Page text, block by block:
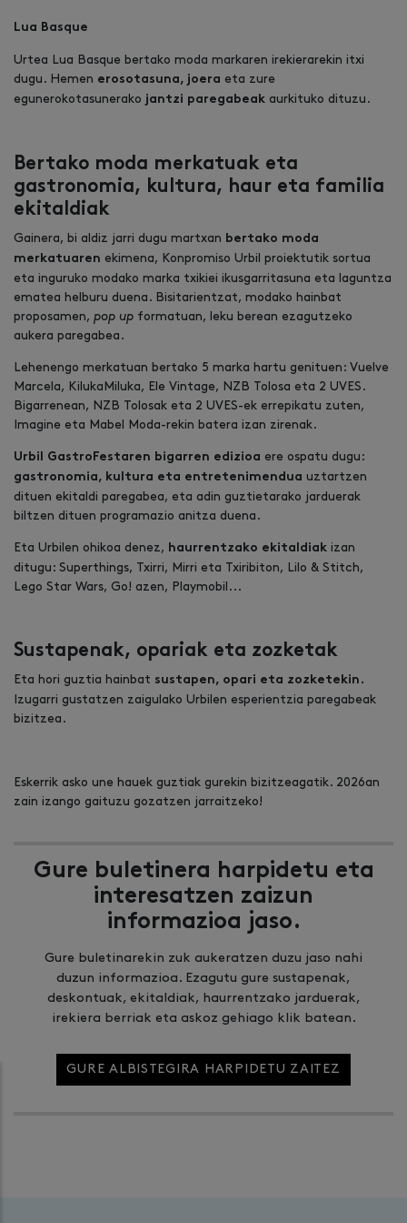
Lua Basque
Urtea Lua Basque bertako moda markaren irekierarekin itxi
dugu. Hemen erosotasuna, joera eta zure
egunerokotasunerako jantzi paregabeak aurkituko dituzu.
Bertako moda merkatuak eta
gastronomia, kultura, haur eta familia
ekitaldiak
Gainera, bi aldiz jarri dugu martxan
bertako moda
merkatuaren ekimena, Konpromiso Urbil proiektutik sortua
eta inguruko modako marka txikiei ikusgarritasuna eta laguntza
ematea helburu duena. Bisitarientzat, modako hainbat
proposamen, pop up formatuan, leku berean ezagutzeko
aukera paregabea.
Lehenengo merkatuan bertako 5 marka hartu genituen: Vuelve
Marcela, KilukaMiluka, Ele Vintage, NZB Tolosa eta 2 UVES.
Bigarrenean, NZB Tolosak eta 2 UVES-ek errepikatu zuten,
Imagine eta Mabel Moda-rekin batera izan zirenak.
Urbil GastroFestaren bigarren edizioa ere ospatu dugu:
gastronomia, kultura eta entretenimendua uztartzen
dituen ekitaldi paregabea, eta adin guztietarako jarduerak
biltzen dituen programazio anitza duena.
Eta Urbilen ohikoa denez, haurrentzako ekitaldiak izan
ditugu: Superthings, Txirri, Mirri eta Txiribiton, Lilo & Stitch,
Lego Star Wars, Go! azen, Playmobil...
Sustapenak, opariak eta zozketak
Eta hori guztia hainbat sustapen, opari eta zozketekin.
Izugarri gustatzen zaigulako Urbilen esperientzia paregabeak
bizitzea.
Eskerrik asko une hauek guztiak gurekin bizitzeagatik. 2026an
zain izango gaituzu gozatzen jarraitzeko!
Gure buletinera harpidetu eta
interesatzen zaizun
informazioa jaso.
Gure buletinarekin zuk aukeratzen duzu jaso nahi
duzun informazioa. Ezagutu gure sustapenak,
deskontuak, ekitaldiak, haurrentzako jarduerak,
irekiera berriak eta askoz gehiago klik batean.
GURE ALBISTEGIRA HARPIDETU ZAITEZ